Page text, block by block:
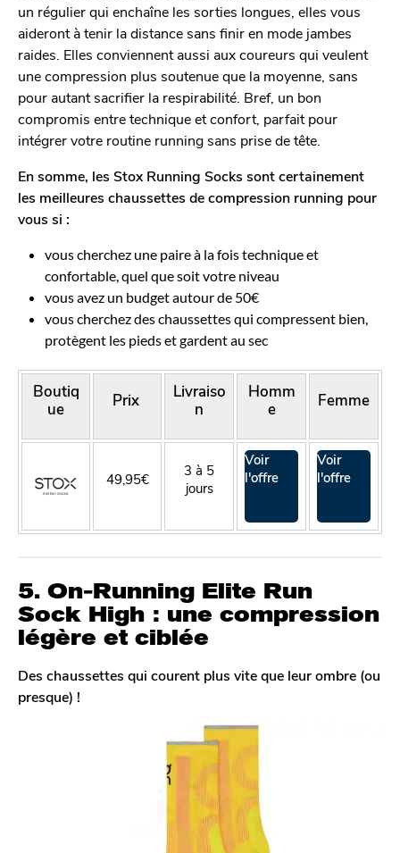
un régulier qui enchaîne les sorties longues, elles vous
aideront à tenir la distance sans finir en mode jambes
raides. Elles conviennent aussi aux coureurs qui veulent
une compression plus soutenue que la moyenne, sans
pour autant sacrifier la respirabilité. Bref, un bon
compromis entre technique et confort, parfait pour
intégrer votre routine running sans prise de tête.
En somme, les Stox Running Socks sont certainement
les meilleures chaussettes de compression running pour
vous si :
vous cherchez une paire à la fois technique et
confortable, quel que soit votre niveau
vous avez un budget autour de 50€
vous cherchez des chaussettes qui compressent bien,
protègent les pieds et gardent au sec
Boutiq
ue
Prix
Livraiso
n
Homm
e
Femme
49,95€
3 à 5
jours
Voir
l'offre
Voir
l'offre
5. On-Running Elite Run
Sock High : une compression
légère et ciblée
Des chaussettes qui courent plus vite que leur ombre (ou
presque) !